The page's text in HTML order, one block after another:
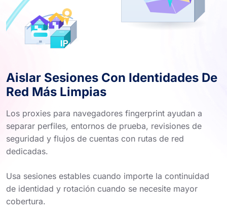
Aislar Sesiones Con Identidades De
Red Más Limpias
Los proxies para navegadores fingerprint ayudan a
separar perfiles, entornos de prueba, revisiones de
seguridad y flujos de cuentas con rutas de red
dedicadas.
Usa sesiones estables cuando importe la continuidad
de identidad y rotación cuando se necesite mayor
cobertura.